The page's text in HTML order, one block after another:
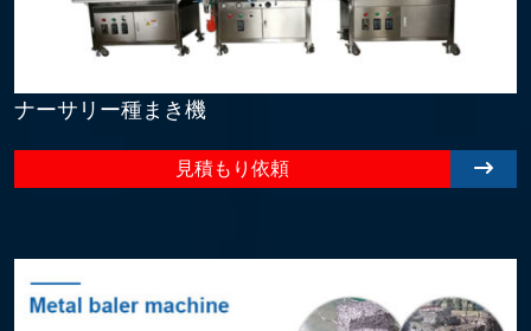
ナーサリー種まき機
見積もり依頼